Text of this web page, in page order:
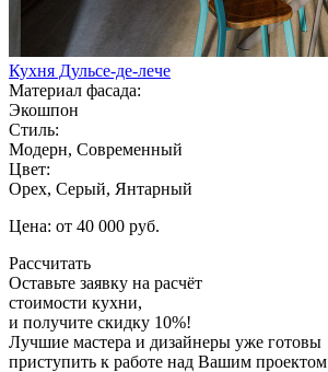
Кухня Дульсе-де-лече
Материал фасада:
Экошпон
Стиль:
Модерн, Современный
Цвет:
Орех, Серый, Янтарный
Цена: от 40 000 руб.
Рассчитать
Оставьте заявку на расчёт
стоимости кухни,
и получите скидку 10%!
Лучшие мастера и дизайнеры уже готовы
приступить к работе над Вашим проектом